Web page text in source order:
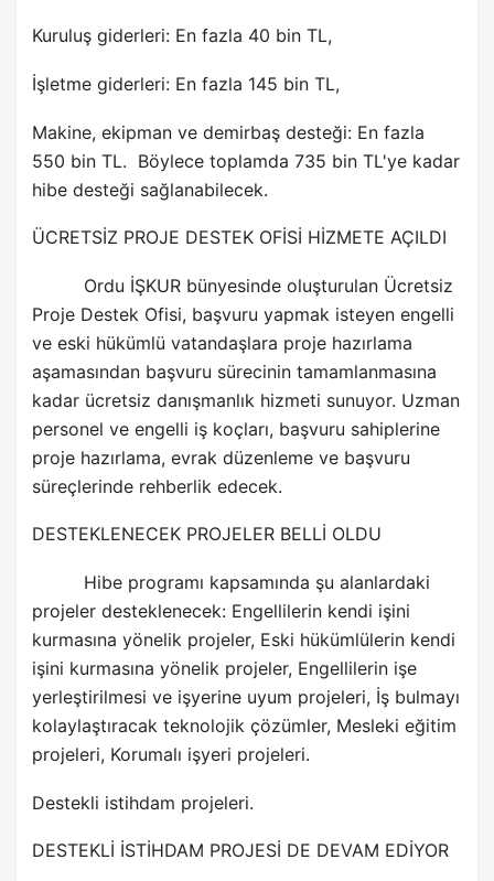
Kuruluş giderleri: En fazla 40 bin TL,
İşletme giderleri: En fazla 145 bin TL,
Makine, ekipman ve demirbaş desteği: En fazla
550 bin TL. Böylece toplamda 735 bin TL'ye kadar
hibe desteği sağlanabilecek.
ÜCRETSİZ PROJE DESTEK OFİSİ HİZMETE AÇILDI
Ordu İŞKUR bünyesinde oluşturulan Ücretsiz
Proje Destek Ofisi, başvuru yapmak isteyen engelli
ve eski hükümlü vatandaşlara proje hazırlama
aşamasından başvuru sürecinin tamamlanmasına
kadar ücretsiz danışmanlık hizmeti sunuyor. Uzman
personel ve engelli iş koçları, başvuru sahiplerine
proje hazırlama, evrak düzenleme ve başvuru
süreçlerinde rehberlik edecek.
DESTEKLENECEK PROJELER BELLİ OLDU
Hibe programı kapsamında şu alanlardaki
projeler desteklenecek: Engellilerin kendi işini
kurmasına yönelik projeler, Eski hükümlülerin kendi
işini kurmasına yönelik projeler, Engellilerin işe
yerleştirilmesi ve işyerine uyum projeleri, İş bulmayı
kolaylaştıracak teknolojik çözümler, Mesleki eğitim
projeleri, Korumalı işyeri projeleri.
Destekli istihdam projeleri.
DESTEKLİ İSTİHDAM PROJESİ DE DEVAM EDİYOR